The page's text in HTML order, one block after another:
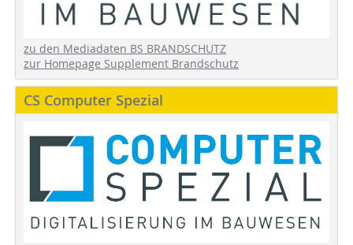
zu den Mediadaten BS BRANDSCHUTZ
zur Homepage Supplement Brandschutz
CS Computer Spezial